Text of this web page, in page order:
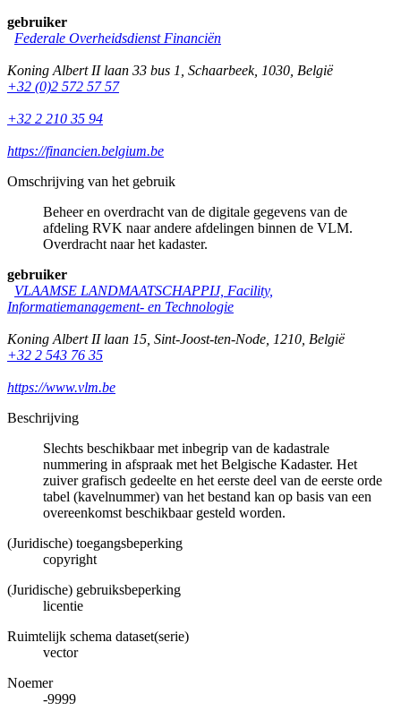
gebruiker
Federale Overheidsdienst Financiën
Koning Albert II laan 33 bus 1 Schaarbeek, 1030 België
+32 (0)2 572 57 57
+32 2 210 35 94
https://financien.belgium.be
Omschrijving van het gebruik
Beheer en overdracht van de digitale gegevens van de
afdeling RVK naar andere afdelingen binnen de VLM.
Overdracht naar het kadaster.
gebruiker
VLAAMSE LANDMAATSCHAPPIJ, Facility,
Informatiemanagement- en Technologie
Koning Albert II laan 15 Sint-Joost-ten-Node 1210 België
+32 2 543 76 35
https://www.vlm.be
Beschrijving
Slechts beschikbaar met inbegrip van de kadastrale
nummering in afspraak met het Belgische Kadaster. Het
zuiver grafisch gedeelte en het eerste deel van de eerste orde
tabel (kavelnummer) van het bestand kan op basis van een
overeenkomst beschikbaar gesteld worden.
(Juridische) toegangsbeperking
copyright
(Juridische) gebruiksbeperking
licentie
Ruimtelijk schema dataset(serie)
vector
Noemer
-9999